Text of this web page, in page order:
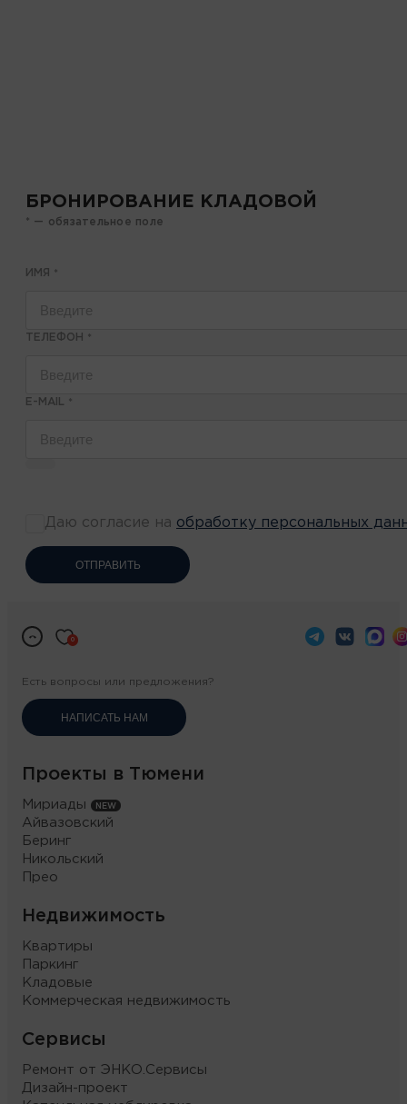
БРОНИРОВАНИЕ КЛАДОВОЙ
* — обязательное поле
ИМЯ *
ТЕЛЕФОН *
E-MAIL *
Даю согласие на обработку персональных
ОТПРАВИТЬ
0
Есть вопросы или предложения?
НАПИСАТЬ НАМ
Проекты в Тюмени
Мириады
Айвазовский
Беринг
Никольский
Прео
Недвижимость
Квартиры
Паркинг
Кладовые
Коммерческая недвижимость
Сервисы
Ремонт от ЭНКО.Сервисы
Дизайн-проект